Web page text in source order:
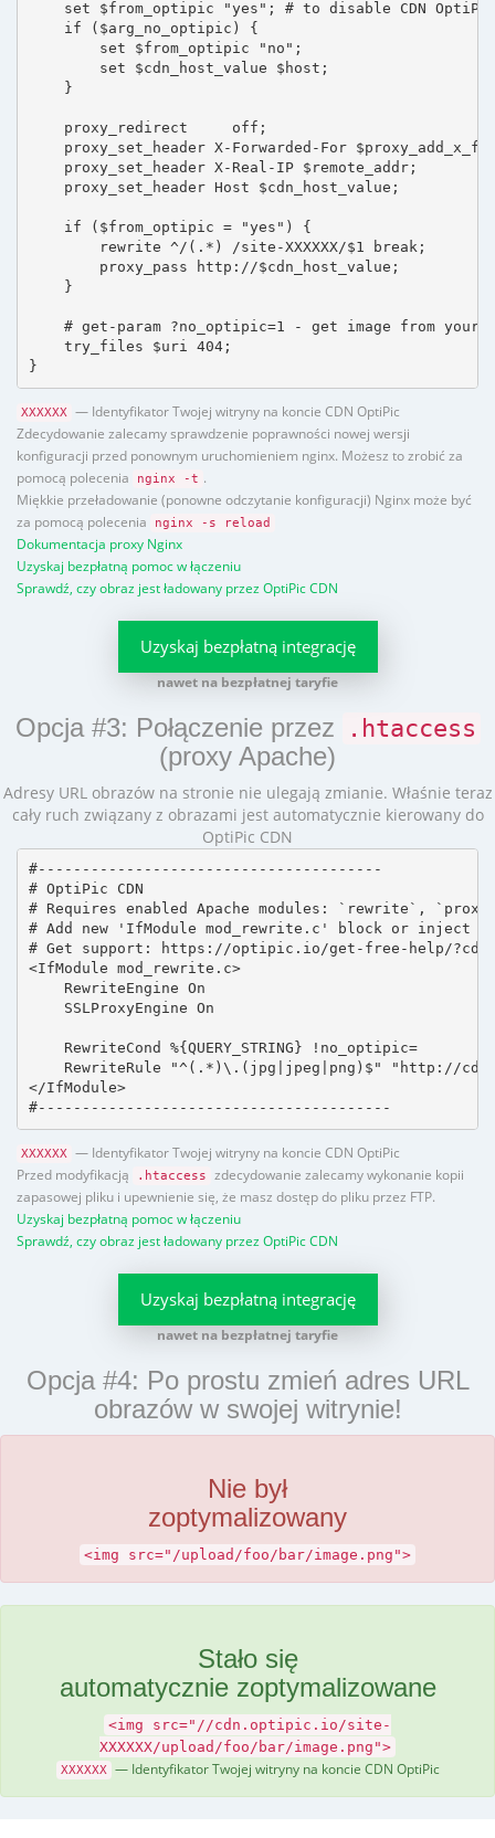
set $from_optipic "yes"; # to disable CDN
    if ($arg_no_optipic) {
        set $from_optipic "no";
        set $cdn_host_value $host;
    }
    proxy_redirect     off;
proxy_set_header X-Forwarded-For
    proxy_set_header X-Real-IP $remote_addr;
    proxy_set_header Host $cdn_host_value;
    if ($from_optipic = "yes") {
        rewrite ^/(.*) /site-XXXXXX/$1 break;
        proxy_pass http://$cdn_host_value;
    }
# get-param ?no_optipic=1 - get image from your
    try_files $uri 404;
}
XXXXXX
— Identyfikator Twojej witryny na koncie CDN OptiPic
Zdecydowanie zalecamy sprawdzenie poprawności nowej wersji
konfiguracji przed ponownym uruchomieniem nginx. Możesz to zrobić za
pomocą polecenia
nginx -t .
Miękkie przeładowanie (ponowne odczytanie konfiguracji) Nginx może być
za pomocą polecenia
nginx -s reload
Dokumentacja proxy Nginx
Uzyskaj bezpłatną pomoc w łączeniu
Sprawdź, czy obraz jest ładowany przez OptiPic CDN
Uzyskaj bezpłatną integrację
nawet na bezpłatnej taryfie
Opcja #3: Połączenie przez .htaccess
(proxy Apache)
Adresy URL obrazów na stronie nie ulegają zmianie. Właśnie teraz
cały ruch związany z obrazami jest automatycznie kierowany do
OptiPic CDN
#---------------------------------------
# OptiPic CDN
# Requires enabled Apache modules: `rewrite`,
# Add new 'IfModule mod_rewrite.c' block or inject
# Get support: https://optipic.io/get-free-help/
<IfModule mod_rewrite.c>
    RewriteEngine On
    SSLProxyEngine On
    RewriteCond %{QUERY_STRING} !no_optipic=
RewriteRule "^(.*)\.(jpg|jpeg|png)$" "http://
</IfModule>
#----------------------------------------
XXXXXX
— Identyfikator Twojej witryny na koncie CDN OptiPic
Przed modyfikacją
.htaccess
zdecydowanie zalecamy wykonanie kopii
zapasowej pliku i upewnienie się, że masz dostęp do pliku przez FTP.
Uzyskaj bezpłatną pomoc w łączeniu
Sprawdź, czy obraz jest ładowany przez OptiPic CDN
Uzyskaj bezpłatną integrację
nawet na bezpłatnej taryfie
Opcja #4: Po prostu zmień adres URL
obrazów w swojej witrynie!
Nie był
zoptymalizowany
<img src="/upload/foo/bar/image.png">
Stało się
automatycznie zoptymalizowane
<img src="//cdn.optipic.io/site-
XXXXXX/upload/foo/bar/image.png">
XXXXXX — Identyfikator Twojej witryny na koncie CDN OptiPic